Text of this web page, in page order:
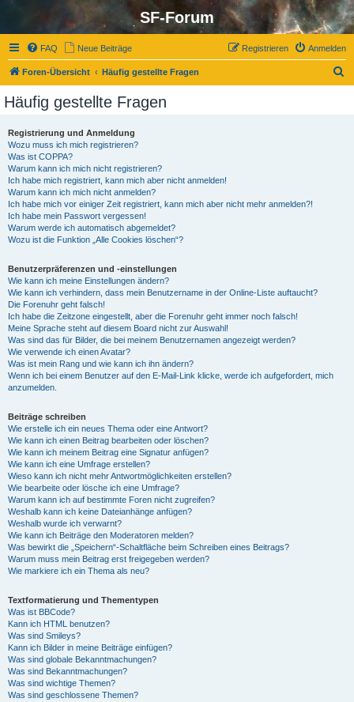
SF-Forum
FAQ Neue Beiträge Anmelden
Registrieren
Foren-Übersicht Häufig gestellte Fragen
Häufig gestellte Fragen
Registrierung und Anmeldung
Wozu muss ich mich registrieren?
Was ist COPPA?
Warum kann ich mich nicht registrieren?
Ich habe mich registriert, kann mich aber nicht anmelden!
Warum kann ich mich nicht anmelden?
Ich habe mich vor einiger Zeit registriert, kann mich aber nicht mehr anmelden?!
Ich habe mein Passwort vergessen!
Warum werde ich automatisch abgemeldet?
Wozu ist die Funktion „Alle Cookies löschen“?
Benutzerpräferenzen und -einstellungen
Wie kann ich meine Einstellungen ändern?
Wie kann ich verhindern, dass mein Benutzername in der Online-Liste auftaucht?
Die Forenuhr geht falsch!
Ich habe die Zeitzone eingestellt, aber die Forenuhr geht immer noch falsch!
Meine Sprache steht auf diesem Board nicht zur Auswahl!
Was sind das für Bilder, die bei meinem Benutzernamen angezeigt werden?
Wie verwende ich einen Avatar?
Was ist mein Rang und wie kann ich ihn ändern?
Wenn ich bei einem Benutzer auf den E-Mail-Link klicke, werde ich aufgefordert, mich
anzumelden.
Beiträge schreiben
Wie erstelle ich ein neues Thema oder eine Antwort?
Wie kann ich einen Beitrag bearbeiten oder löschen?
Wie kann ich meinem Beitrag eine Signatur anfügen?
Wie kann ich eine Umfrage erstellen?
Wieso kann ich nicht mehr Antwortmöglichkeiten erstellen?
Wie bearbeite oder lösche ich eine Umfrage?
Warum kann ich auf bestimmte Foren nicht zugreifen?
Weshalb kann ich keine Dateianhänge anfügen?
Weshalb wurde ich verwarnt?
Wie kann ich Beiträge den Moderatoren melden?
Was bewirkt die „Speichern“-Schaltfläche beim Schreiben eines Beitrags?
Warum muss mein Beitrag erst freigegeben werden?
Wie markiere ich ein Thema als neu?
Textformatierung und Thementypen
Was ist BBCode?
Kann ich HTML benutzen?
Was sind Smileys?
Kann ich Bilder in meine Beiträge einfügen?
Was sind globale Bekanntmachungen?
Was sind Bekanntmachungen?
Was sind wichtige Themen?
Was sind geschlossene Themen?